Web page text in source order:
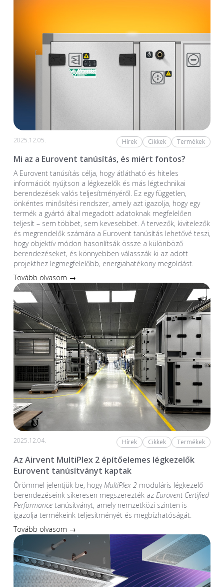
2025.12.05. Hírek Cikkek Termékek
Mi az a Eurovent tanúsítás, és miért fontos?
A Eurovent tanúsítás célja, hogy átlátható és hiteles
információt nyújtson a légkezelők és más légtechnikai
berendezések valós teljesítményéről. Ez egy független,
önkéntes minősítési rendszer, amely azt igazolja, hogy egy
termék a gyártó által megadott adatoknak megfelelően
teljesít – sem többet, sem kevesebbet. A tervezők, kivitelezők
és megrendelők számára a Eurovent tanúsítás lehetővé teszi,
hogy objektív módon hasonlítsák össze a különböző
berendezéseket, és könnyebben válasszák ki az adott
projekthez legmegfelelőbb, energiahatékony megoldást.
Tovább olvasom →
2025.12.04. Hírek Cikkek Termékek
Az Airvent MultiPlex 2 építőelemes légkezelők
Eurovent tanúsítványt kaptak
Örömmel jelentjük be, hogyMultiPlex 2moduláris légkezelő
berendezéseink sikeresen megszerezték az Eurovent Certified
Performancetanúsítványt, amely nemzetközi szinten is
igazolja termékeink teljesítményét és megbízhatóságát.
Tovább olvasom →